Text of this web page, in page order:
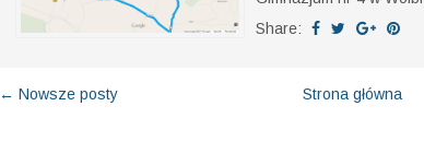
przepraszam, ale
niedzielę - 30 marca.
Gimnazjum nr 4 w